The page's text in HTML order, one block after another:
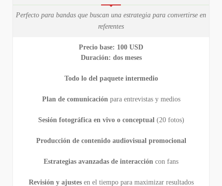
Perfecto para bandas que buscan una estrategia para convertirse en
referentes
Precio base: 100 USD
Duración: dos meses
Todo lo del paquete intermedio
Plan de comunicación para entrevistas y medios
Sesión fotográfica en vivo o conceptual (20 fotos)
Producción de contenido audiovisual promocional
Estrategias avanzadas de interacción con fans
Revisión y ajustesen el tiempo para maximizar resultados